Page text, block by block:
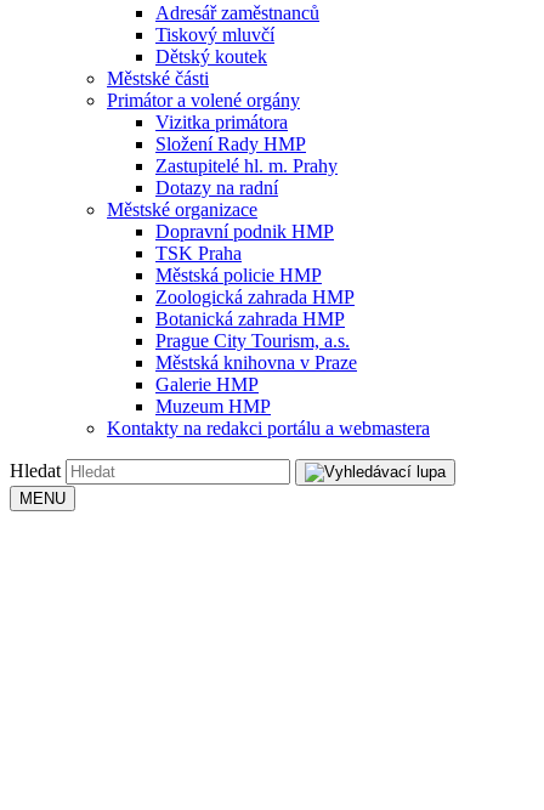
Adresář zaměstnanců
Tiskový mluvčí
Dětský koutek
Městské části
Primátor a volené orgány
Vizitka primátora
Složení Rady HMP
Zastupitelé hl. m. Prahy
Dotazy na radní
Městské organizace
Dopravní podnik HMP
TSK Praha
Městská policie HMP
Zoologická zahrada HMP
Botanická zahrada HMP
Prague City Tourism, a.s.
Městská knihovna v Praze
Galerie HMP
Muzeum HMP
Kontakty na redakci portálu a webmastera
Hledat
MENU